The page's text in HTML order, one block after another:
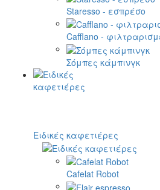
Staresso - εσπρέσο
Cafflano -
Σόμπες κάμπινγκ
Ειδικές καφετιέρες
Cafelat Robot